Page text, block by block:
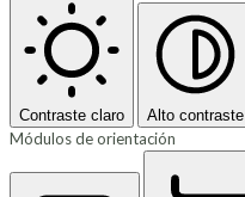
Contraste claro Alto contraste
Módulos de orientación